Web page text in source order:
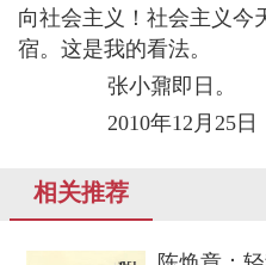
向社会主义！社会主义今
宿。这是我的看法。
张小鼐即日。
2010年12月25日
相关推荐